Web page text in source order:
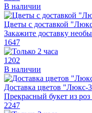
В наличии
Цветы с доставкой
Закажите доставку
1647
1202
В наличии
Доставка цветов "Люкс-
Прекрасный букет из
2247